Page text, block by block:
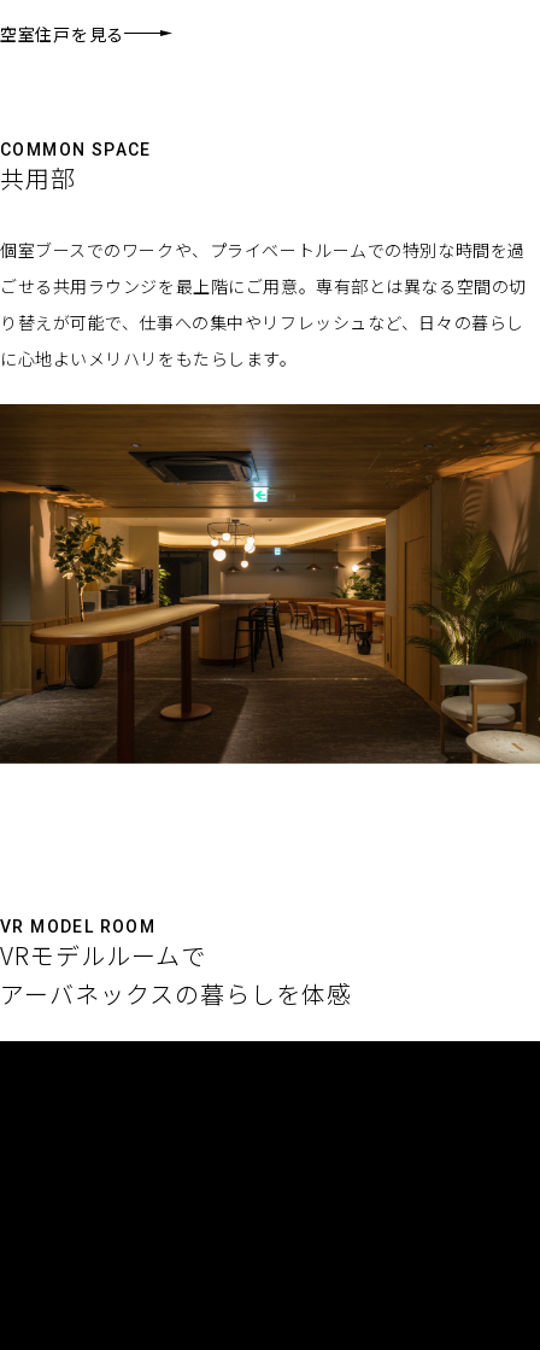
空室住戸を見る
COMMON SPACE
共用部
個室ブースでのワークや、プライベートルームでの特別な時間を過
ごせる共用ラウンジを最上階にご用意。専有部とは異なる空間の切
り替えが可能で、仕事への集中やリフレッシュなど、日々の暮らし
に心地よいメリハリをもたらします。
VR MODEL ROOM
VRモデルルームで
アーバネックスの暮らしを体感